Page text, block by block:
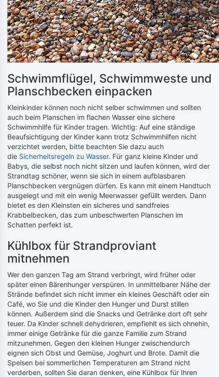
Schwimmflügel, Schwimmweste und
Planschbecken einpacken
Kleinkinder können noch nicht selber schwimmen und sollten
auch beim Planschen im flachen Wasser eine sichere
Schwimmhilfe für Kinder tragen. Wichtig: Auf eine ständige
Beaufsichtigung der Kinder kann trotz Schwimmhilfen nicht
verzichtet werden, bitte beachten Sie dazu auch
die Sicherheitsregeln zu Wasser. Für ganz kleine Kinder und
Babys, die selbst noch nicht sitzen und laufen können, wird der
Strandtag schöner, wenn sie sich in einem aufblasbaren
Planschbecken vergnügen dürfen. Es kann mit einem Handtuch
ausgelegt und mit ein wenig Meerwasser gefüllt werden. Dann
bietet es den Kleinsten ein sicheres und sandfreies
Krabbelbecken, das zum unbeschwerten Planschen im
Schatten perfekt ist.
Kühlbox für Strandproviant
mitnehmen
Wer den ganzen Tag am Strand verbringt, wird früher oder
später einen Bärenhunger verspüren. In unmittelbarer Nähe der
Strände befindet sich nicht immer ein kleines Geschäft oder ein
Café, wo Sie und die Kinder den Hunger und Durst stillen
können. Außerdem sind die Snacks und Getränke dort oft sehr
teuer. Da Kinder schnell dehydrieren, empfiehlt es sich ohnehin,
immer einige Getränke für die ganze Familie zum Strand
mitzunehmen. Gegen den kleinen Hunger zwischendurch
eignen sich Obst und Gemüse, Joghurt und Brote. Damit die
Speisen bei sommerlichen Temperaturen am Strand nicht
verderben, sollten Sie daran denken, eine Kühlbox für Ihren